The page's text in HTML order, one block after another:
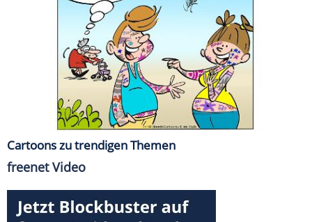
Cartoons zu trendigen Themen
freenet Video